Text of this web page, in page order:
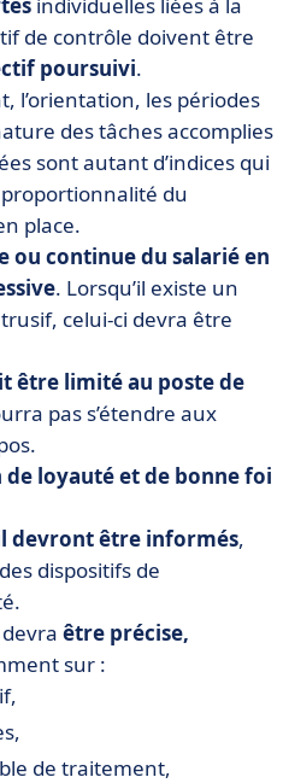
de contrôle doivent être
poursuivi.
l’orientation, les périodes
des tâches accomplies
sont autant d’indices qui
du
place.
ou continue du salarié en
. Lorsqu’il existe un
celui-ci devra être
être limité au poste de
pas s’étendre aux
de loyauté et de bonne foi
devront être informés,
dispositifs de
être précise,
sur :
de traitement,